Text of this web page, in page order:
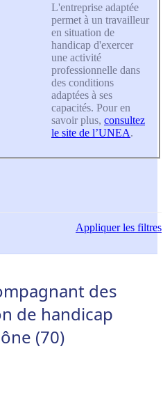
L'entreprise adaptée
permet à un travailleur
en situation de
handicap d'exercer
une activité
professionnelle dans
des conditions
adaptées à ses
capacités. Pour en
savoir plus, consultez
le site de l’UNEA.
Appliquerles filtres
des
de handicap
(70)